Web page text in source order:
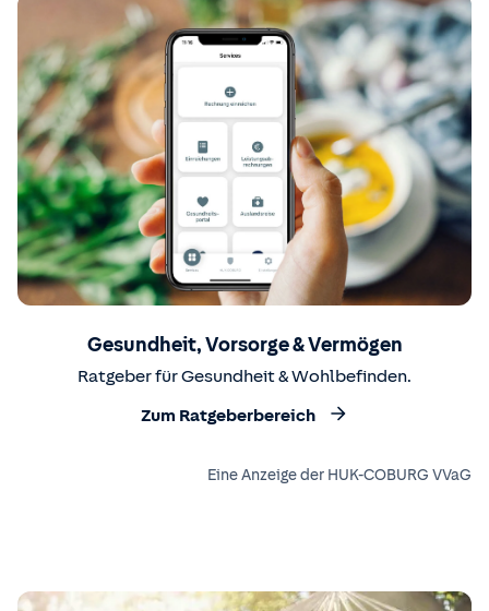
Gesundheit, Vorsorge & Vermögen
Ratgeber für Gesundheit & Wohlbefinden.
Zum Ratgeberbereich
Eine Anzeige der HUK-COBURG VVaG